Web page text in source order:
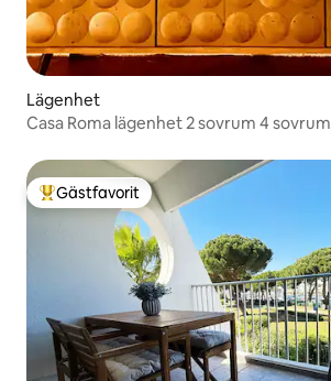
Lägenhet
Casa Roma lägenhet 2 sovrum 4 sovrum
Populär gästfavorit
Gästfavorit